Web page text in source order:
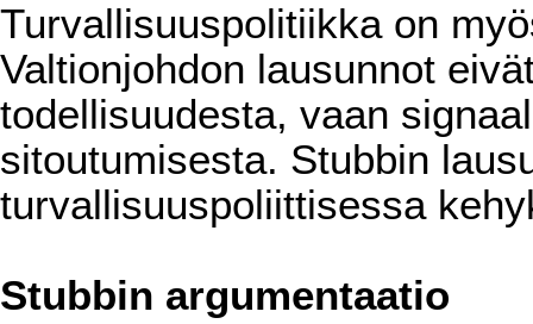
Turvallisuuspolitiikka on
Valtionjohdon lausunnot
todellisuudesta, vaan
sitoutumisesta. Stubbin
turvallisuuspoliittisessa
Stubbin argumentaatio